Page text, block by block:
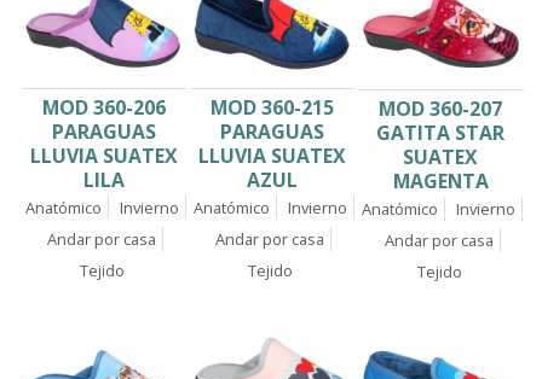
MOD 360-206
PARAGUAS
LLUVIA SUATEX
LILA
Anatómico
Invierno
Andar por casa
Tejido
MOD 360-215
PARAGUAS
LLUVIA SUATEX
AZUL
Anatómico
Invierno
Andar por casa
Tejido
MOD 360-207
GATITA STAR
SUATEX
MAGENTA
Anatómico
Invierno
Andar por casa
Tejido